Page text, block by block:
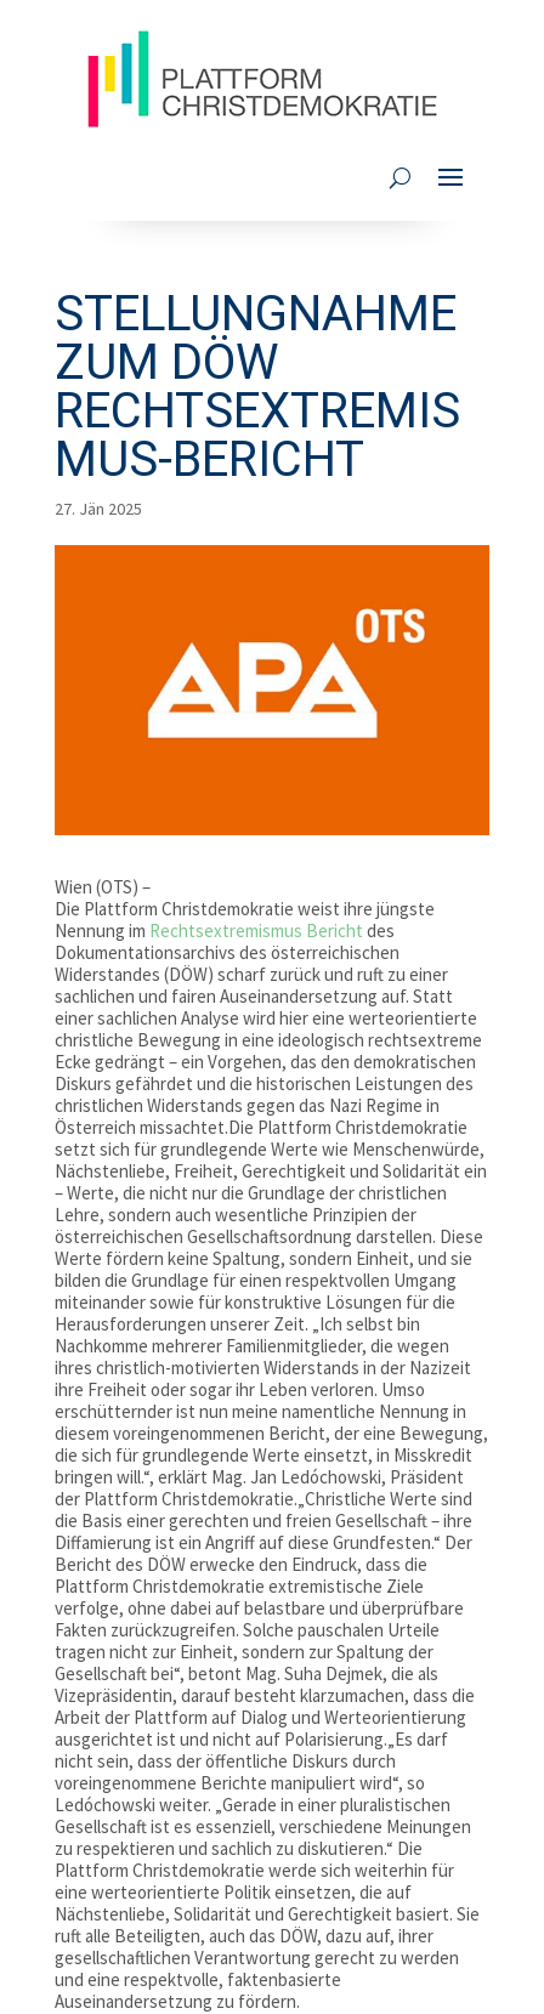
STELLUNGNAHME
ZUM DÖW
RECHTSEXTREMIS
MUS-BERICHT
27. Jän 2025
Wien (OTS) –
Die Plattform Christdemokratie weist ihre jüngste
Nennung im Rechtsextremismus Bericht des
Dokumentationsarchivs des österreichischen
Widerstandes (DÖW) scharf zurück und ruft zu einer
sachlichen und fairen Auseinandersetzung auf. Statt
einer sachlichen Analyse wird hier eine werteorientierte
christliche Bewegung in eine ideologisch rechtsextreme
Ecke gedrängt – ein Vorgehen, das den demokratischen
Diskurs gefährdet und die historischen Leistungen des
christlichen Widerstands gegen das Nazi Regime in
Österreich missachtet.Die Plattform Christdemokratie
setzt sich für grundlegende Werte wie Menschenwürde,
Nächstenliebe, Freiheit, Gerechtigkeit und Solidarität ein
– Werte, die nicht nur die Grundlage der christlichen
Lehre, sondern auch wesentliche Prinzipien der
österreichischen Gesellschaftsordnung darstellen. Diese
Werte fördern keine Spaltung, sondern Einheit, und sie
bilden die Grundlage für einen respektvollen Umgang
miteinander sowie für konstruktive Lösungen für die
Herausforderungen unserer Zeit. „Ich selbst bin
Nachkomme mehrerer Familienmitglieder, die wegen
ihres christlich-motivierten Widerstands in der Nazizeit
ihre Freiheit oder sogar ihr Leben verloren. Umso
erschütternder ist nun meine namentliche Nennung in
diesem voreingenommenen Bericht, der eine Bewegung,
die sich für grundlegende Werte einsetzt, in Misskredit
bringen will.“, erklärt Mag. Jan Ledóchowski, Präsident
der Plattform Christdemokratie.„Christliche Werte sind
die Basis einer gerechten und freien Gesellschaft – ihre
Diffamierung ist ein Angriff auf diese Grundfesten.“ Der
Bericht des DÖW erwecke den Eindruck, dass die
Plattform Christdemokratie extremistische Ziele
verfolge, ohne dabei auf belastbare und überprüfbare
Fakten zurückzugreifen. Solche pauschalen Urteile
tragen nicht zur Einheit, sondern zur Spaltung der
Gesellschaft bei“, betont Mag. Suha Dejmek, die als
Vizepräsidentin, darauf besteht klarzumachen, dass die
Arbeit der Plattform auf Dialog und Werteorientierung
ausgerichtet ist und nicht auf Polarisierung.„Es darf
nicht sein, dass der öffentliche Diskurs durch
voreingenommene Berichte manipuliert wird“, so
Ledóchowski weiter. „Gerade in einer pluralistischen
Gesellschaft ist es essenziell, verschiedene Meinungen
zu respektieren und sachlich zu diskutieren.“ Die
Plattform Christdemokratie werde sich weiterhin für
eine werteorientierte Politik einsetzen, die auf
Nächstenliebe, Solidarität und Gerechtigkeit basiert. Sie
ruft alle Beteiligten, auch das DÖW, dazu auf, ihrer
gesellschaftlichen Verantwortung gerecht zu werden
und eine respektvolle, faktenbasierte
Auseinandersetzung zu fördern.